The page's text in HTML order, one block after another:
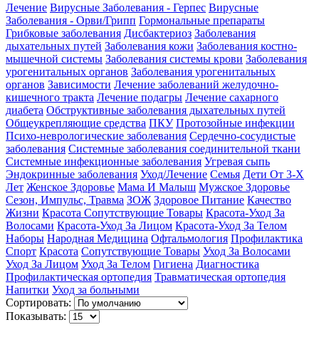
Лечение Вирусные Заболевания - Герпес Вирусные
Заболевания - Орви/Грипп Гормональные препараты
Грибковые заболевания Дисбактериоз Заболевания
дыхательных путей Заболевания кожи Заболевания костно-
мышечной системы Заболевания системы крови Заболевания
урогенитальных органов Заболевания урогенитальных
органов Зависимости Лечение заболеваний желудочно-
кишечного тракта Лечение подагры Лечение сахарного
диабета Обструктивные заболевания дыхательных путей
Общеукрепляющие средства ПКУ Протозойные инфекции
Психо-неврологические заболевания Сердечно-сосудистые
заболевания Системные заболевания соединительной ткани
Системные инфекционные заболевания Угревая сыпь
Эндокринные заболевания Уход/Лечение Семья Дети От 3-Х
Лет Женское Здоровье Мама И Малыш Мужское Здоровье
Сезон, Импульс, Травма ЗОЖ Здоровое Питание Качество
Жизни Красота Сопутствующие Товары Красота-Уход За
Волосами Красота-Уход За Лицом Красота-Уход За Телом
Наборы Народная Медицина Офтальмология Профилактика
Спорт Красота Сопутствующие Товары Уход За Волосами
Уход За Лицом Уход За Телом Гигиена Диагностика
Профилактическая ортопедия Травматическая ортопедия
Напитки Уход за больными
Сортировать:
Показывать: